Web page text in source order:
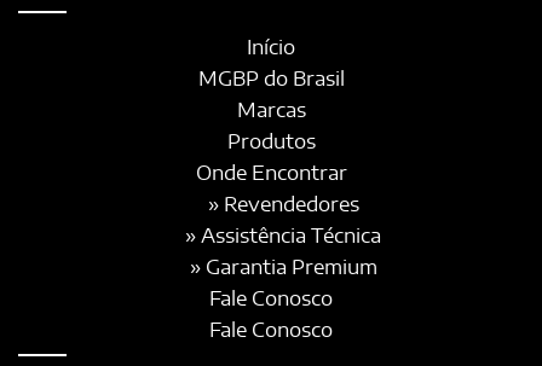
Início
MGBP do Brasil
Marcas
Produtos
Onde Encontrar
» Revendedores
» Assistência Técnica
» Garantia Premium
Fale Conosco
Fale Conosco